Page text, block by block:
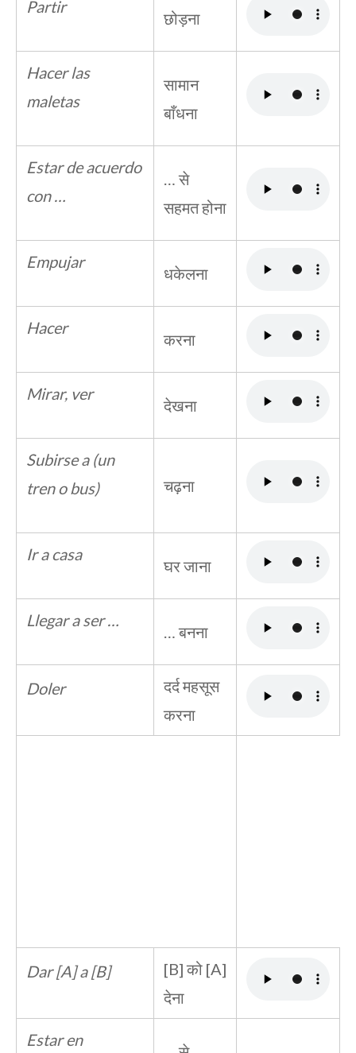
Partir
छोड़ना
Hacer las
maletas
सामान
बाँधना
Estar de acuerdo
con …
… से
सहमत होना
Empujar
धकेलना
Hacer
करना
Mirar, ver
देखना
Subirse a (un
tren o bus)
चढ़ना
Ir a casa
घर जाना
Llegar a ser …
… बनना
Doler
दर्द महसूस
करना
Dar [A] a [B]
[B] को [A]
देना
Estar en